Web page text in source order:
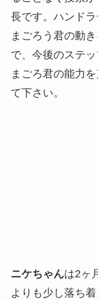
長です。ハンド
まごろう君の動
で、今後のステ
まごろ君の能力
て下さい。
ニケちゃんは2ヶ
よりも少し落ち